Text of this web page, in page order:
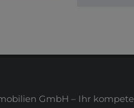
GmbH – Ihr